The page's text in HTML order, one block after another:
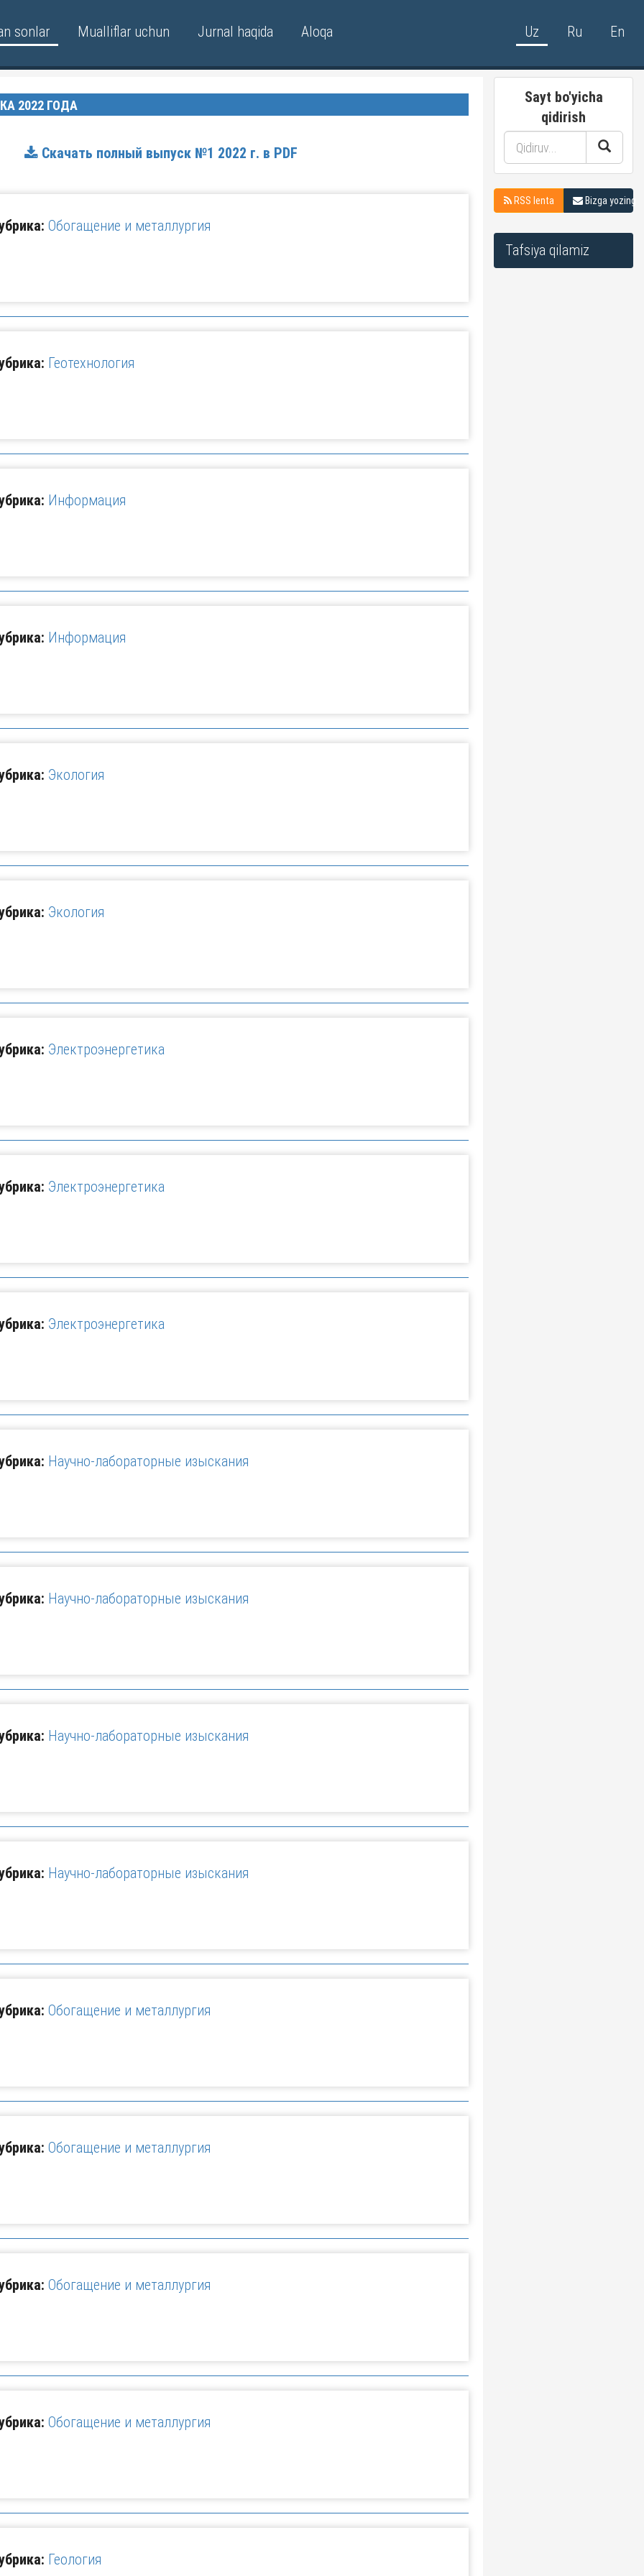
sonlar Mualliflar uchun Jurnal haqida Aloqa Uz Ru En
2022 ГОДА
Скачать полный выпуск №1 2022 г. в PDF
Обогащение и металлургия
Геотехнология
Информация
Информация
Экология
Экология
Электроэнергетика
Электроэнергетика
Электроэнергетика
Научно-лабораторные изыскания
Научно-лабораторные изыскания
Научно-лабораторные изыскания
Научно-лабораторные изыскания
Обогащение и металлургия
Обогащение и металлургия
Обогащение и металлургия
Обогащение и металлургия
Геология
Sayt bo'yicha
qidirish
RSS lenta Bizga yozing
Tafsiya qilamiz